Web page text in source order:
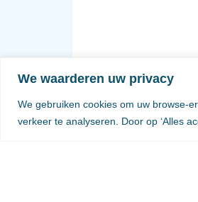
We waarderen uw privacy
We gebruiken cookies om uw browse-
verkeer te analyseren. Door op ‘Alles